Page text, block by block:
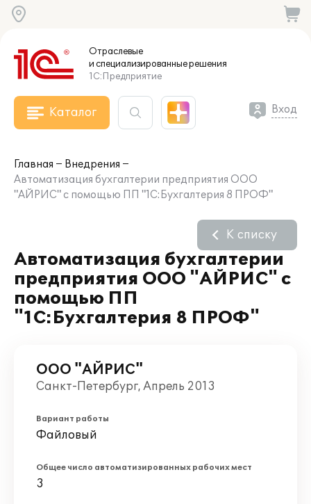
Отраслевые
и специализированныерешения
1С:Предприятие
Каталог Вход
Главная
Внедрения
Автоматизация бухгалтерии предприятия ООО
"АЙРИС" с помощью ПП "1С:Бухгалтерия 8 ПРОФ"
Автоматизация бухгалтерии
предприятия ООО "АЙРИС" с
помощью ПП
"1С:Бухгалтерия 8 ПРОФ"
К списку
ООО "АЙРИС"
Санкт-Петербург, Апрель 2013
Вариант работы
Файловый
Общее число автоматизированных рабочих мест
3